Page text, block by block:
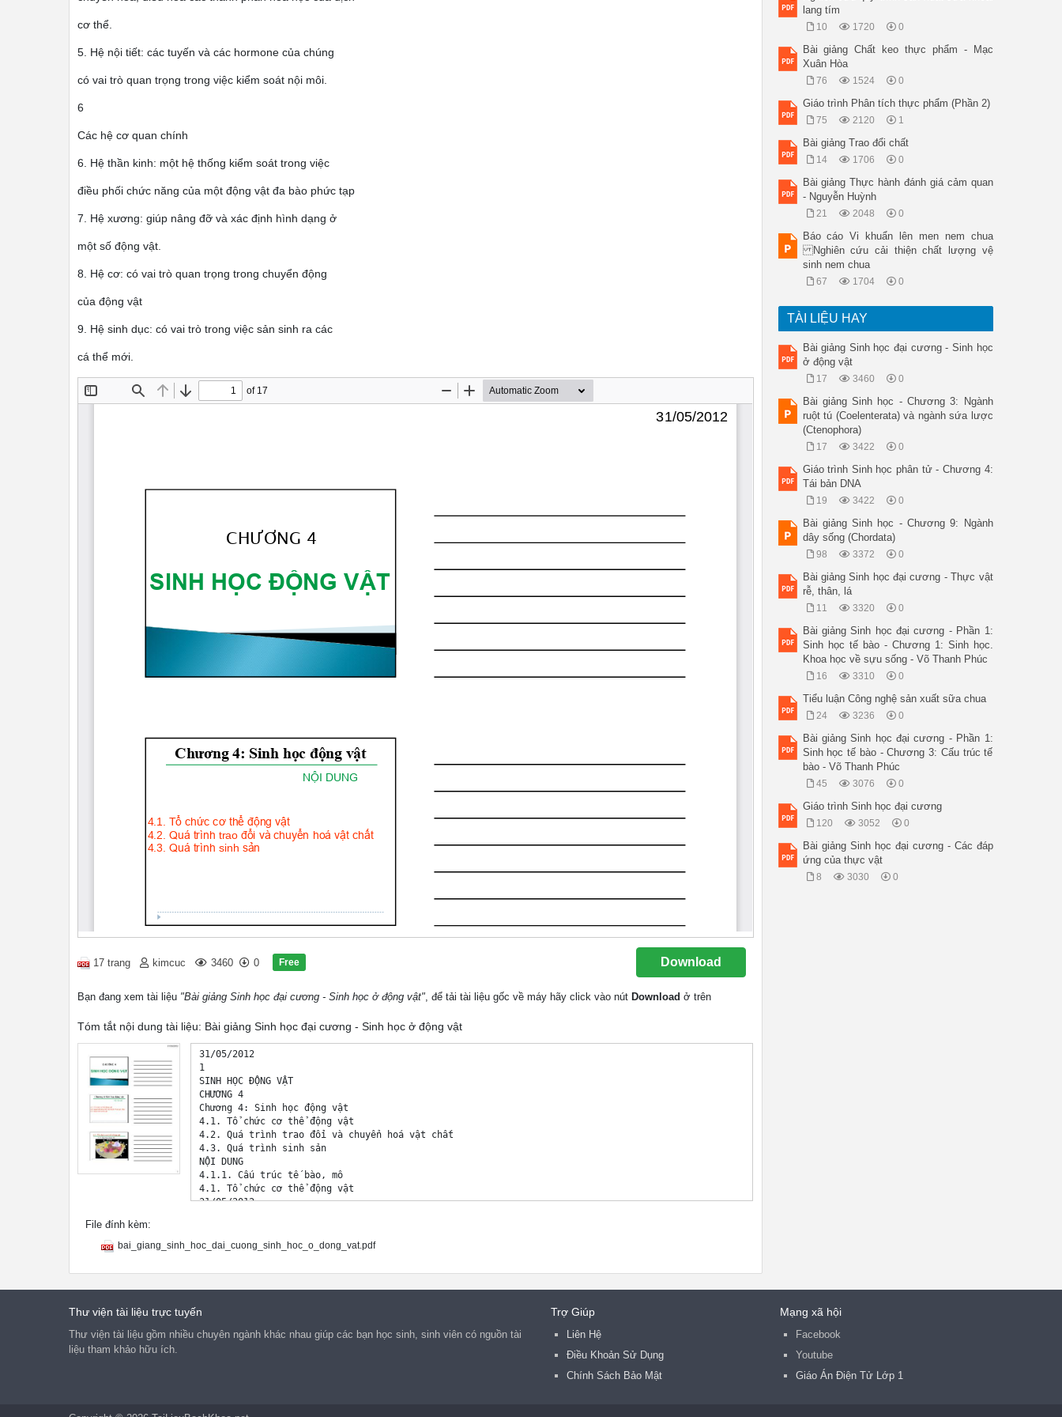
cơ thể.
5. Hệ nội tiết: các tuyến và các hormone của chúng
có vai trò quan trọng trong việc kiểm soát nội môi.
6
Các hệ cơ quan chính
6. Hệ thần kinh: một hệ thống kiểm soát trong việc
điều phối chức năng của một động vật đa bào phức tạp
7. Hệ xương: giúp nâng đỡ và xác định hình dạng ở
một số động vật.
8. Hệ cơ: có vai trò quan trọng trong chuyển động
của động vật
9. Hệ sinh dục: có vai trò trong việc sản sinh ra các
cá thể mới.
17 trang kimcuc 3460 0 Free Download
Bạn đang xem tài liệu "Bài giảng Sinh học đại cương - Sinh học ở động vật", để tải tài liệu gốc về máy hãy click vào nút Download ở trên
Tóm tắt nội dung tài liệu: Bài giảng Sinh học đại cương - Sinh học ở động vật
31/05/2012
1
SINH HỌC ĐỘNG VẬT
CHƯƠNG 4
Chương 4: Sinh học động vật
4.1. Tổ chức cơ thể động vật
4.2. Quá trình trao đổi và chuyển hoá vật chất
4.3. Quá trình sinh sản
NỘI DUNG
4.1.1. Cấu trúc tế bào, mô
4.1. Tổ chức cơ thể động vật
31/05/2012
4.1. Tổ chức cơ thể động vật
2. Hệ hô hấp: có vai trò trong quá trình trao đổi khí,
3. Hệ tuần hoàn: là hệ thống chuyên chở bên trong
File đính kèm:
bai_giang_sinh_hoc_dai_cuong_sinh_hoc_o_dong_vat.pdf
lang tím
10 1720 0
Bài giảng Chất keo thực phẩm - Mạc
Xuân Hòa
76 1524 0
Giáo trình Phân tích thực phẩm (Phần 2)
75 2120 1
Bài giảng Trao đổi chất
14 1706 0
Bài giảng Thực hành đánh giá cảm quan
- Nguyễn Huỳnh
21 2048 0
Báo cáo Vi khuẩn lên men nem chua
Nghiên cứu cải thiện chất lượng vệ
sinh nem chua
67 1704 0
TÀI LIỆU HAY
Bài giảng Sinh học đại cương - Sinh học
ở động vật
17 3460 0
Bài giảng Sinh học - Chương 3: Ngành
ruột tú (Coelenterata) và ngành sứa lược
(Ctenophora)
17 3422 0
Giáo trình Sinh học phân tử - Chương 4:
Tái bản DNA
19 3422 0
Bài giảng Sinh học - Chương 9: Ngành
dây sống (Chordata)
98 3372 0
Bài giảng Sinh học đại cương - Thực vật
rễ, thân, lá
11 3320 0
Bài giảng Sinh học đại cương - Phần 1:
Sinh học tế bào - Chương 1: Sinh học.
Khoa học về sựu sống - Võ Thanh Phúc
16 3310 0
Tiểu luận Công nghệ sản xuất sữa chua
24 3236 0
Bài giảng Sinh học đại cương - Phần 1:
Sinh học tế bào - Chương 3: Cấu trúc tế
bào - Võ Thanh Phúc
45 3076 0
Giáo trình Sinh học đại cương
120 3052 0
Bài giảng Sinh học đại cương - Các đáp
ứng của thực vật
8 3030 0
Thư viện tài liệu trực tuyến
Thư viện tài liệu gồm nhiều chuyên ngành khác nhau giúp các bạn học sinh, sinh viên có nguồn tài
liệu tham khảo hữu ích.
Trợ Giúp
Liên Hệ
Điều Khoản Sử Dụng
Chính Sách Bảo Mật
Mạng xã hội
Facebook
Youtube
Giáo Án Điện Tử Lớp 1